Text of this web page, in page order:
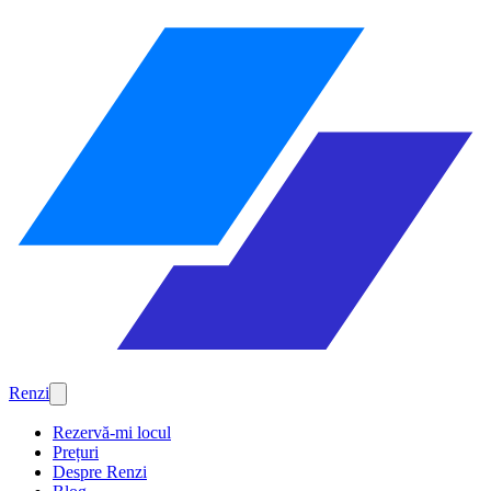
Renzi
Rezervă-mi locul
Prețuri
Despre Renzi